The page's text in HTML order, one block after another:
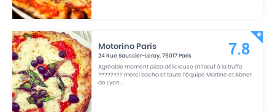
Motorino Paris
24 Rue Saussier-Leroy,75017Paris
Agréable moment pizza délicieuse et l’œuf à la truffe
???????? merci Sacha et toute l’équipe Martine et Abner
de Lyon...
7.8